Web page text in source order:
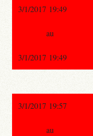
3/1/2017 19:49
au
3/1/2017 19:49
3/1/2017 19:57
au